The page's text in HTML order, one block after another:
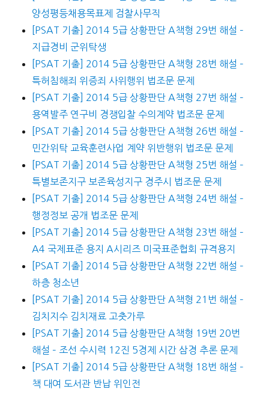
양성평등채용목표제 검찰사무직
[PSAT 기출] 2014 5급 상황판단 A책형 29번 해설 –
지급경비 군위탁생
[PSAT 기출] 2014 5급 상황판단 A책형 28번 해설 –
특허침해죄 위증죄 사위행위 법조문 문제
[PSAT 기출] 2014 5급 상황판단 A책형 27번 해설 –
용역발주 연구비 경쟁입찰 수의계약 법조문 문제
[PSAT 기출] 2014 5급 상황판단 A책형 26번 해설 –
민간위탁 교육훈련사업 계약 위반행위 법조문 문제
[PSAT 기출] 2014 5급 상황판단 A책형 25번 해설 –
특별보존지구 보존육성지구 경주시 법조문 문제
[PSAT 기출] 2014 5급 상황판단 A책형 24번 해설 –
행정정보 공개 법조문 문제
[PSAT 기출] 2014 5급 상황판단 A책형 23번 해설 –
A4 국제표준 용지 A시리즈 미국표준협회 규격용지
[PSAT 기출] 2014 5급 상황판단 A책형 22번 해설 –
하층 청소년
[PSAT 기출] 2014 5급 상황판단 A책형 21번 해설 –
김치지수 김치재료 고춧가루
[PSAT 기출] 2014 5급 상황판단 A책형 19번 20번
해설 – 조선 수시력 12진 5경제 시간 삼경 추론 문제
[PSAT 기출] 2014 5급 상황판단 A책형 18번 해설 –
책 대여 도서관 반납 위인전